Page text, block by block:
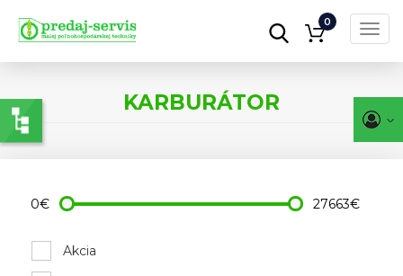
Skočiť
hlavný
obsah
0
KARBURÁTOR
0€ 27663€
Akcia